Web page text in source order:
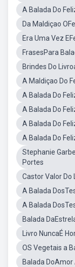
A Balada Do
Da Maldiçao
Era Uma Vez
FrasesPara
Brindes Do
A Maldiçao Do
A Balada Do
A Balada Do
A Balada Do
A Balada Do
Stephanie
Portes
Castor Valor Do
A Balada
A Balada
Balada
Livro NuncaÉ
OS Vegetais a
Balada